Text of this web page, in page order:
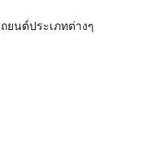
ยนต์ประเภทต่างๆ